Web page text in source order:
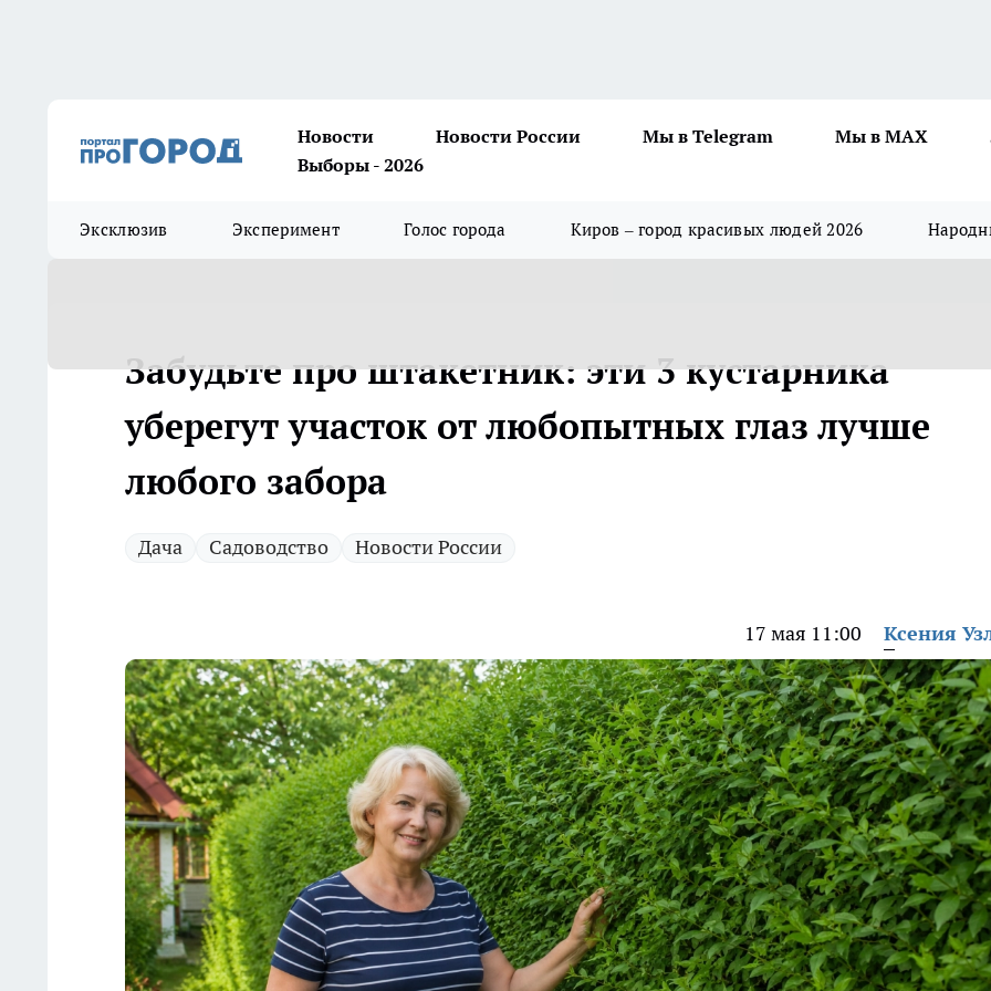
Новости Новости России Мы в Telegram Мы в MAX
Выборы - 2026
Эксклюзив Эксперимент Голос города Киров – город красивых людей 2026
Забудьте про штакетник: эти 3 кустарника
уберегут участок от любопытных глаз лучше
любого забора
Дача Садоводство Новости России
17 мая 11:00 Ксения